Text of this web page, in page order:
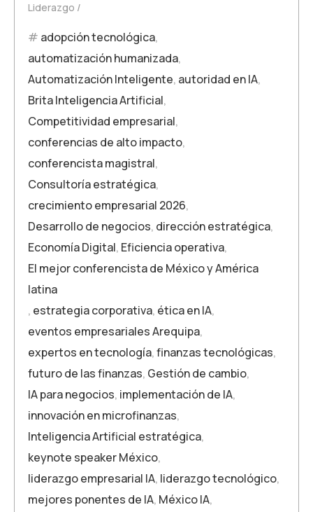
Liderazgo
adopción tecnológica,
automatización humanizada,
Automatización Inteligente, autoridad en IA,
Brita Inteligencia Artificial,
Competitividad empresarial,
conferencias de alto impacto,
conferencista magistral,
Consultoría estratégica,
crecimiento empresarial 2026,
Desarrollo de negocios, dirección estratégica,
Economía Digital, Eficiencia operativa,
El mejor conferencista de México y América
latina
, estrategia corporativa, ética en IA,
eventos empresariales Arequipa,
expertos en tecnología,finanzas tecnológicas,
futuro de las finanzas, Gestión de cambio,
IA para negocios, implementación de IA,
innovación en microfinanzas,
Inteligencia Artificial estratégica,
keynote speaker México,
liderazgo empresarial IA, liderazgo tecnológico,
mejores ponentes de IA, México IA,